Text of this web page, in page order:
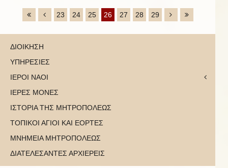
23 24 25 26 27 28 29
ΔΙΟΙΚΗΣΗ
ΥΠΗΡΕΣΙΕΣ
ΙΕΡΟΙ ΝΑΟΙ
ΙΕΡΕΣ ΜΟΝΕΣ
ΙΣΤΟΡΙΑ ΤΗΣ ΜΗΤΡΟΠΟΛΕΩΣ
ΤΟΠΙΚΟΙ ΑΓΙΟΙ ΚΑΙ ΕΟΡΤΕΣ
ΜΝΗΜΕΙΑ ΜΗΤΡΟΠΟΛΕΩΣ
ΔΙΑΤΕΛΕΣΑΝΤΕΣ ΑΡΧΙΕΡΕΙΣ